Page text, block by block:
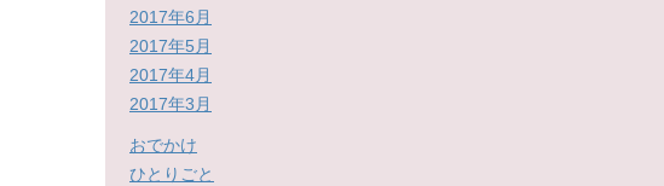
2017年6月
2017年5月
2017年4月
2017年3月
おでかけ
ひとりごと